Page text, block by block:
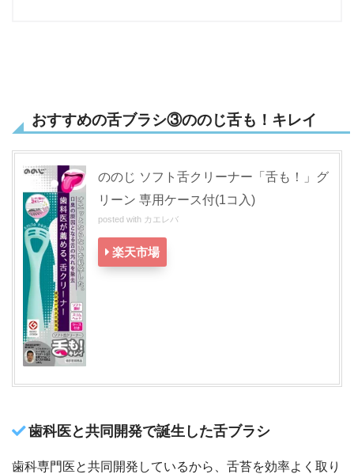
おすすめの舌ブラシ③ののじ舌も！キレイ
ののじ ソフト舌クリーナー「舌も！」グ
リーン 専用ケース付(1コ入)
posted with カエレバ
楽天市場
歯科医と共同開発で誕生した舌ブラシ
歯科専門医と共同開発しているから、舌苔を効率よく取り